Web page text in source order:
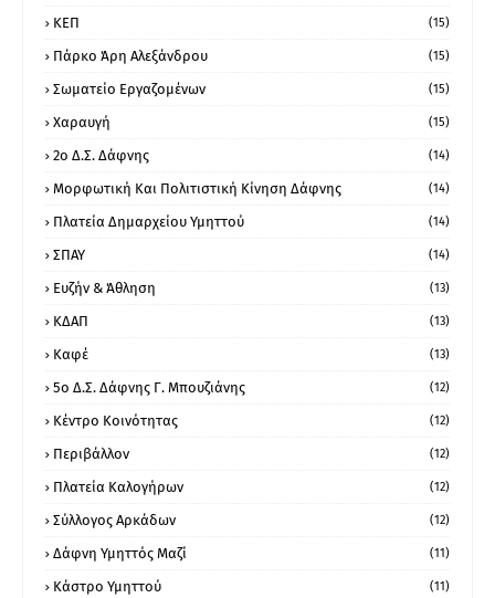
ΚΕΠ (15)
Πάρκο Άρη Αλεξάνδρου (15)
Σωματείο Εργαζομένων (15)
Χαραυγή (15)
2ο Δ.Σ. Δάφνης (14)
Μορφωτική Και Πολιτιστική Κίνηση Δάφνης (14)
Πλατεία Δημαρχείου Υμηττού (14)
ΣΠΑΥ (14)
Ευζήν & Άθληση (13)
ΚΔΑΠ (13)
Καφέ (13)
5ο Δ.Σ. Δάφνης Γ. Μπουζιάνης (12)
Κέντρο Κοινότητας (12)
Περιβάλλον (12)
Πλατεία Καλογήρων (12)
Σύλλογος Αρκάδων (12)
Δάφνη Υμηττός Μαζί (11)
Κάστρο Υμηττού (11)